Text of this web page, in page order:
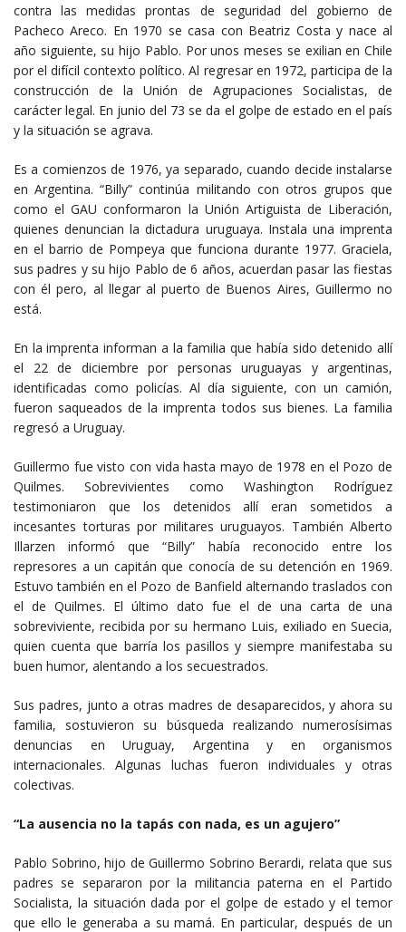
contra las medidas prontas de seguridad del gobierno de
Pacheco Areco. En 1970 se casa con Beatriz Costa y nace al
año siguiente, su hijo Pablo. Por unos meses se exilian en Chile
por el difícil contexto político. Al regresar en 1972, participa de la
construcción de la Unión de Agrupaciones Socialistas, de
carácter legal. En junio del 73 se da el golpe de estado en el país
y la situación se agrava.
Es a comienzos de 1976, ya separado, cuando decide instalarse
en Argentina. “Billy” continúa militando con otros grupos que
como el GAU conformaron la Unión Artiguista de Liberación,
quienes denuncian la dictadura uruguaya. Instala una imprenta
en el barrio de Pompeya que funciona durante 1977. Graciela,
sus padres y su hijo Pablo de 6 años, acuerdan pasar las fiestas
con él pero, al llegar al puerto de Buenos Aires, Guillermo no
está.
En la imprenta informan a la familia que había sido detenido allí
el 22 de diciembre por personas uruguayas y argentinas,
identificadas como policías. Al día siguiente, con un camión,
fueron saqueados de la imprenta todos sus bienes. La familia
regresó a Uruguay.
Guillermo fue visto con vida hasta mayo de 1978 en el Pozo de
Quilmes. Sobrevivientes como Washington Rodríguez
testimoniaron que los detenidos allí eran sometidos a
incesantes torturas por militares uruguayos. También Alberto
Illarzen informó que “Billy” había reconocido entre los
represores a un capitán que conocía de su detención en 1969.
Estuvo también en el Pozo de Banfield alternando traslados con
el de Quilmes. El último dato fue el de una carta de una
sobreviviente, recibida por su hermano Luis, exiliado en Suecia,
quien cuenta que barría los pasillos y siempre manifestaba su
buen humor, alentando a los secuestrados.
Sus padres, junto a otras madres de desaparecidos, y ahora su
familia, sostuvieron su búsqueda realizando numerosísimas
denuncias en Uruguay, Argentina y en organismos
internacionales. Algunas luchas fueron individuales y otras
colectivas.
“La ausencia no la tapás con nada, es un agujero”
Pablo Sobrino, hijo de Guillermo Sobrino Berardi, relata que sus
padres se separaron por la militancia paterna en el Partido
Socialista, la situación dada por el golpe de estado y el temor
que ello le generaba a su mamá. En particular, después de un